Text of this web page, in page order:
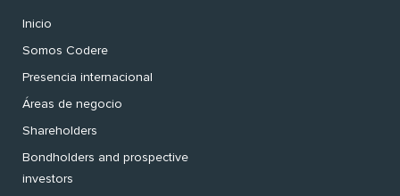
Inicio
Somos Codere
Presencia internacional
Áreas de negocio
Shareholders
Bondholders and prospective
investors